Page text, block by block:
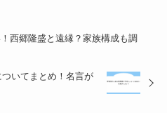
西郷隆盛と遠縁？家族構成も調
いてまとめ！名言が